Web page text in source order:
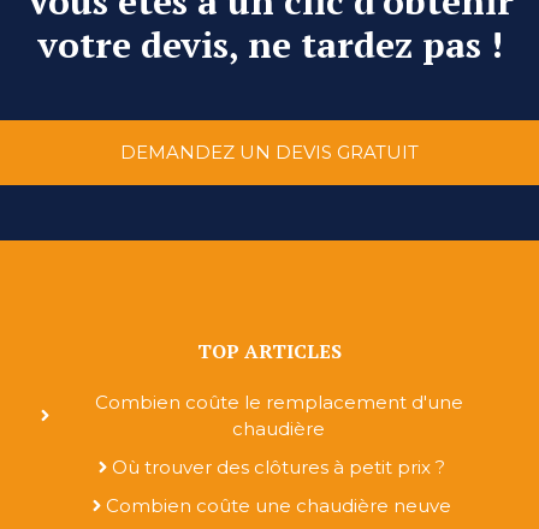
votre devis, ne tardez pas !
DEMANDEZ UN DEVIS GRATUIT
TOP ARTICLES
Combien coûte le remplacement d'une
chaudière
Où trouver des clôtures à petit prix ?
Combien coûte une chaudière neuve